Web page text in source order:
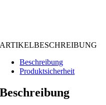
ARTIKELBESCHREIBUNG
Beschreibung
Produktsicherheit
Beschreibung